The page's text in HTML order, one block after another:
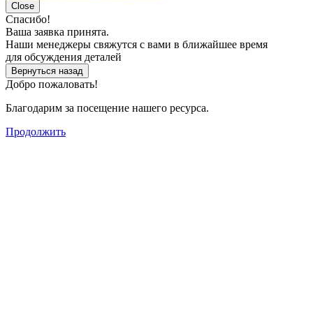
Close
Спасибо!
Ваша заявка принята.
Наши менеджеры свяжутся с вами в ближайшее время
для обсуждения деталей
Вернуться назад
Добро пожаловать!
Благодарим за посещение нашего ресурса.
Продолжить